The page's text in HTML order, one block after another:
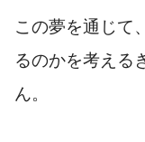
この夢を通じて
るのかを考える
ん。